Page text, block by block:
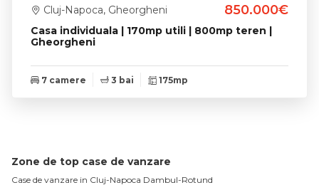
Casa individuala | 170mp utili | 800mp teren |
Gheorgheni
Cluj-Napoca, Gheorgheni 850.000€
7 camere 3 bai 175mp
Zone de top case de vanzare
Case de vanzare in Cluj-Napoca Dambul-Rotund